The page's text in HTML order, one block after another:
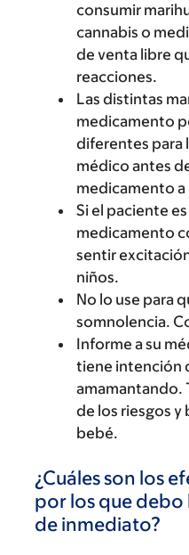
consumir
cannabis o
de venta libre
reacciones.
Las distintas
medicamento
diferentes para
médico antes
medicamento a
Si el paciente
medicamento
sentir
niños.
No lo use para
somnolencia.
Informe a su
tiene intención
amamantando.
de los riesgos y
bebé.
¿Cuáles son los
por los que debo
de inmediato?